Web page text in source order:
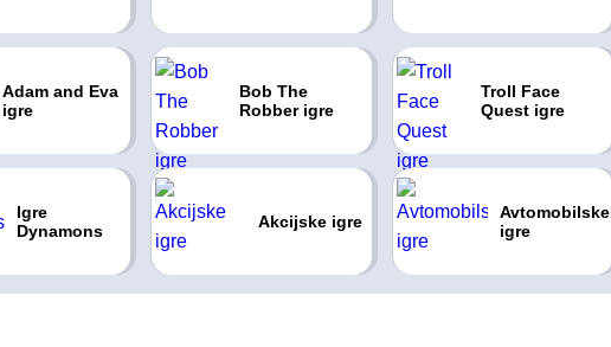
Adam and Eva
igre
Bob The
Robber igre
Troll Face
Quest igre
Igre
Dynamons
Akcijske igre
Avtomobilske
igre